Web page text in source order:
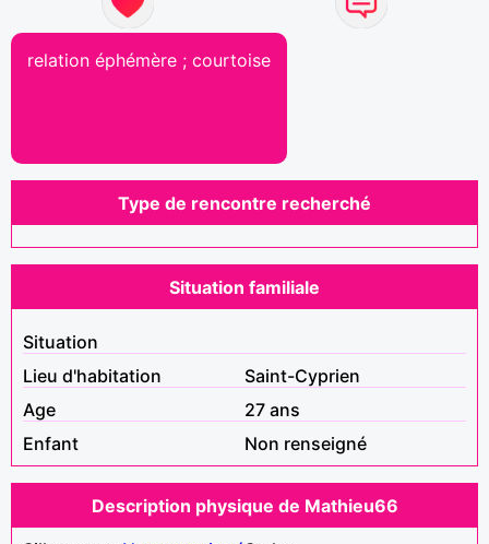
relation éphémère ; courtoise
Type de rencontre recherché
Situation familiale
Situation
Lieu d'habitation
Saint-Cyprien
Age
27 ans
Enfant
Non renseigné
Description physique de Mathieu66